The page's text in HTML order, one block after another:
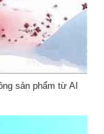
sản phẩm từ AI